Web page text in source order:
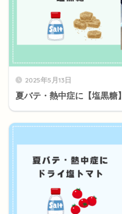
2025年5月13日
夏バテ・熱中症に【塩黒糖】